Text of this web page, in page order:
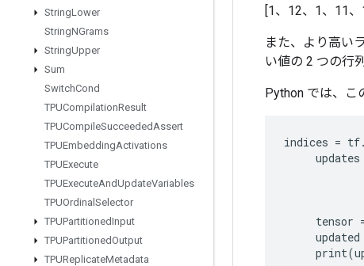
StringLower
StringNGrams
StringUpper
Sum
SwitchCond
TPUCompilationResult
TPUCompileSucceededAssert
TPUEmbeddingActivations
TPUExecute
TPUExecuteAndUpdateVariables
TPUOrdinal Selector
TPUPartitionedInput
TPUPartitionedOutput
TPUReplicateMetadata
[1、12、1、11
また、より高い
い値の 2 つの行
Python では、こ
indices = tf.
updates
tensor
updated
print(